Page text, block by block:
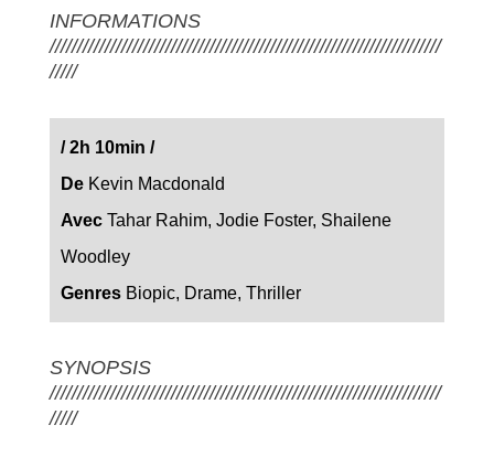
INFORMATIONS
///////////////////////////////////////////////////////////////////////
/////
/2h 10min /
DeKevin Macdonald
AvecTahar Rahim, Jodie Foster, Shailene
Woodley
GenresBiopic, Drame, Thriller
SYNOPSIS
///////////////////////////////////////////////////////////////////////
/////